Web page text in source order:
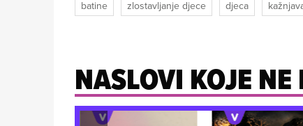
batine zlostavljanje djece djeca
NASLOVI KOJE